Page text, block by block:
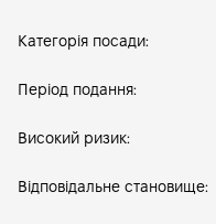
Категорія посади:
Період подання:
Високий ризик:
Відповідальне становище: